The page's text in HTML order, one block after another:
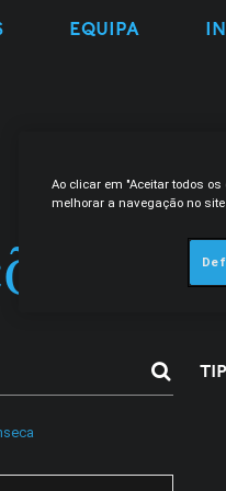
EQUIPA
Ao clicar em "Aceitar todos
melhorar a navegação no